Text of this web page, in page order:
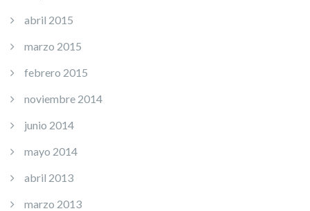
abril 2015
marzo 2015
febrero 2015
noviembre 2014
junio 2014
mayo 2014
abril 2013
marzo 2013